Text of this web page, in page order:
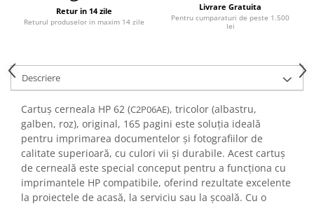
Retur in 14 zile
Returul produselor in maxim 14 zile
Livrare Gratuita
Pentru cumparaturi de peste 1.500
lei
Descriere
Cartuș cerneala HP 62 (C2P06AE), tricolor (albastru,
galben, roz), original, 165 pagini este soluția ideală
pentru imprimarea documentelor și fotografiilor de
calitate superioară, cu culori vii și durabile. Acest cartuș
de cerneală este special conceput pentru a funcționa cu
imprimantele HP compatibile, oferind rezultate excelente
la proiectele de acasă, la serviciu sau la școală. Cu o